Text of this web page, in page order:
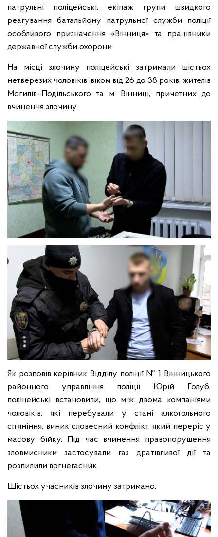
патрульні поліцейські, екіпаж групи швидкого
реагування батальйону патрульної служби поліції
особливого призначення «Вінниця» та працівники
державної служби охорони.
На місці злочину поліцейські затримали шістьох
нетверезих чоловіків, віком від 26 до 38 років, жителів
Могилів–Подільського та м. Вінниці, причетних до
вчинення злочину.
Як розповів керівник Відділу поліції № 1 Вінницького
районного управління поліції Юрій Голуб,
поліцейські встановили, що між двома компаніями
чоловіків, які перебували у стані алкогольного
сп’яніння, виник словесний конфлікт, який переріс у
масову бійку. Під час вчинення правопорушення
зловмисники застосували газ дратівливої дії та
розпилили вогнегасник.
Шістьох учасників злочину затримано.